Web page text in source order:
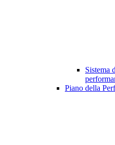
Sistema
Piano della